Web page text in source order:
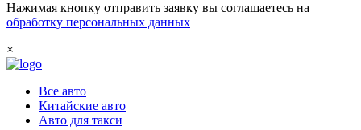
Нажимая кнопку отправить заявку вы соглашаетесь на
обработку персональных данных
×
Все авто
Китайские авто
Авто для такси